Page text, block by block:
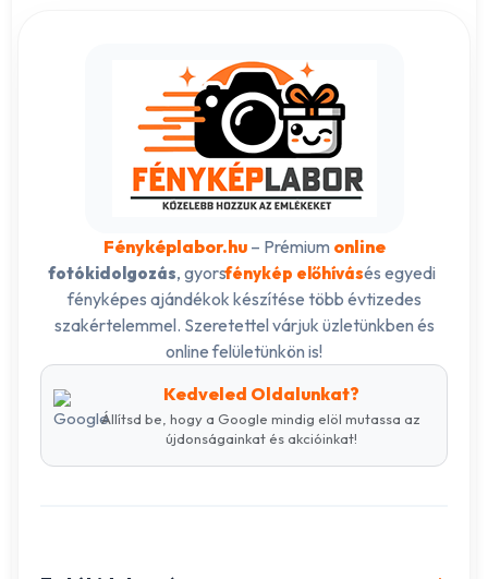
Fényképlabor.hu– Prémium online
fotókidolgozás, gyorsfénykép előhívásés egyedi
fényképes ajándékok készítése több évtizedes
szakértelemmel. Szeretettel várjuk üzletünkben és
online felületünkön is!
Kedveled Oldalunkat?
Állítsd be, hogy a Google mindig elöl mutassa az
újdonságainkat és akcióinkat!